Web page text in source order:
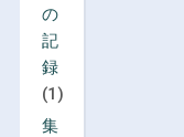
の
記
録
(1)
集